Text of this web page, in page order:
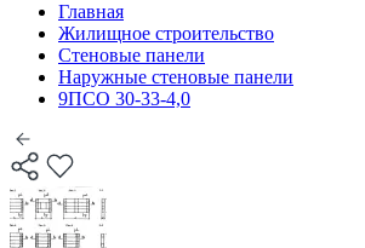
Главная
Жилищное строительство
Стеновые панели
Наружные стеновые панели
9ПСО 30-33-4,0